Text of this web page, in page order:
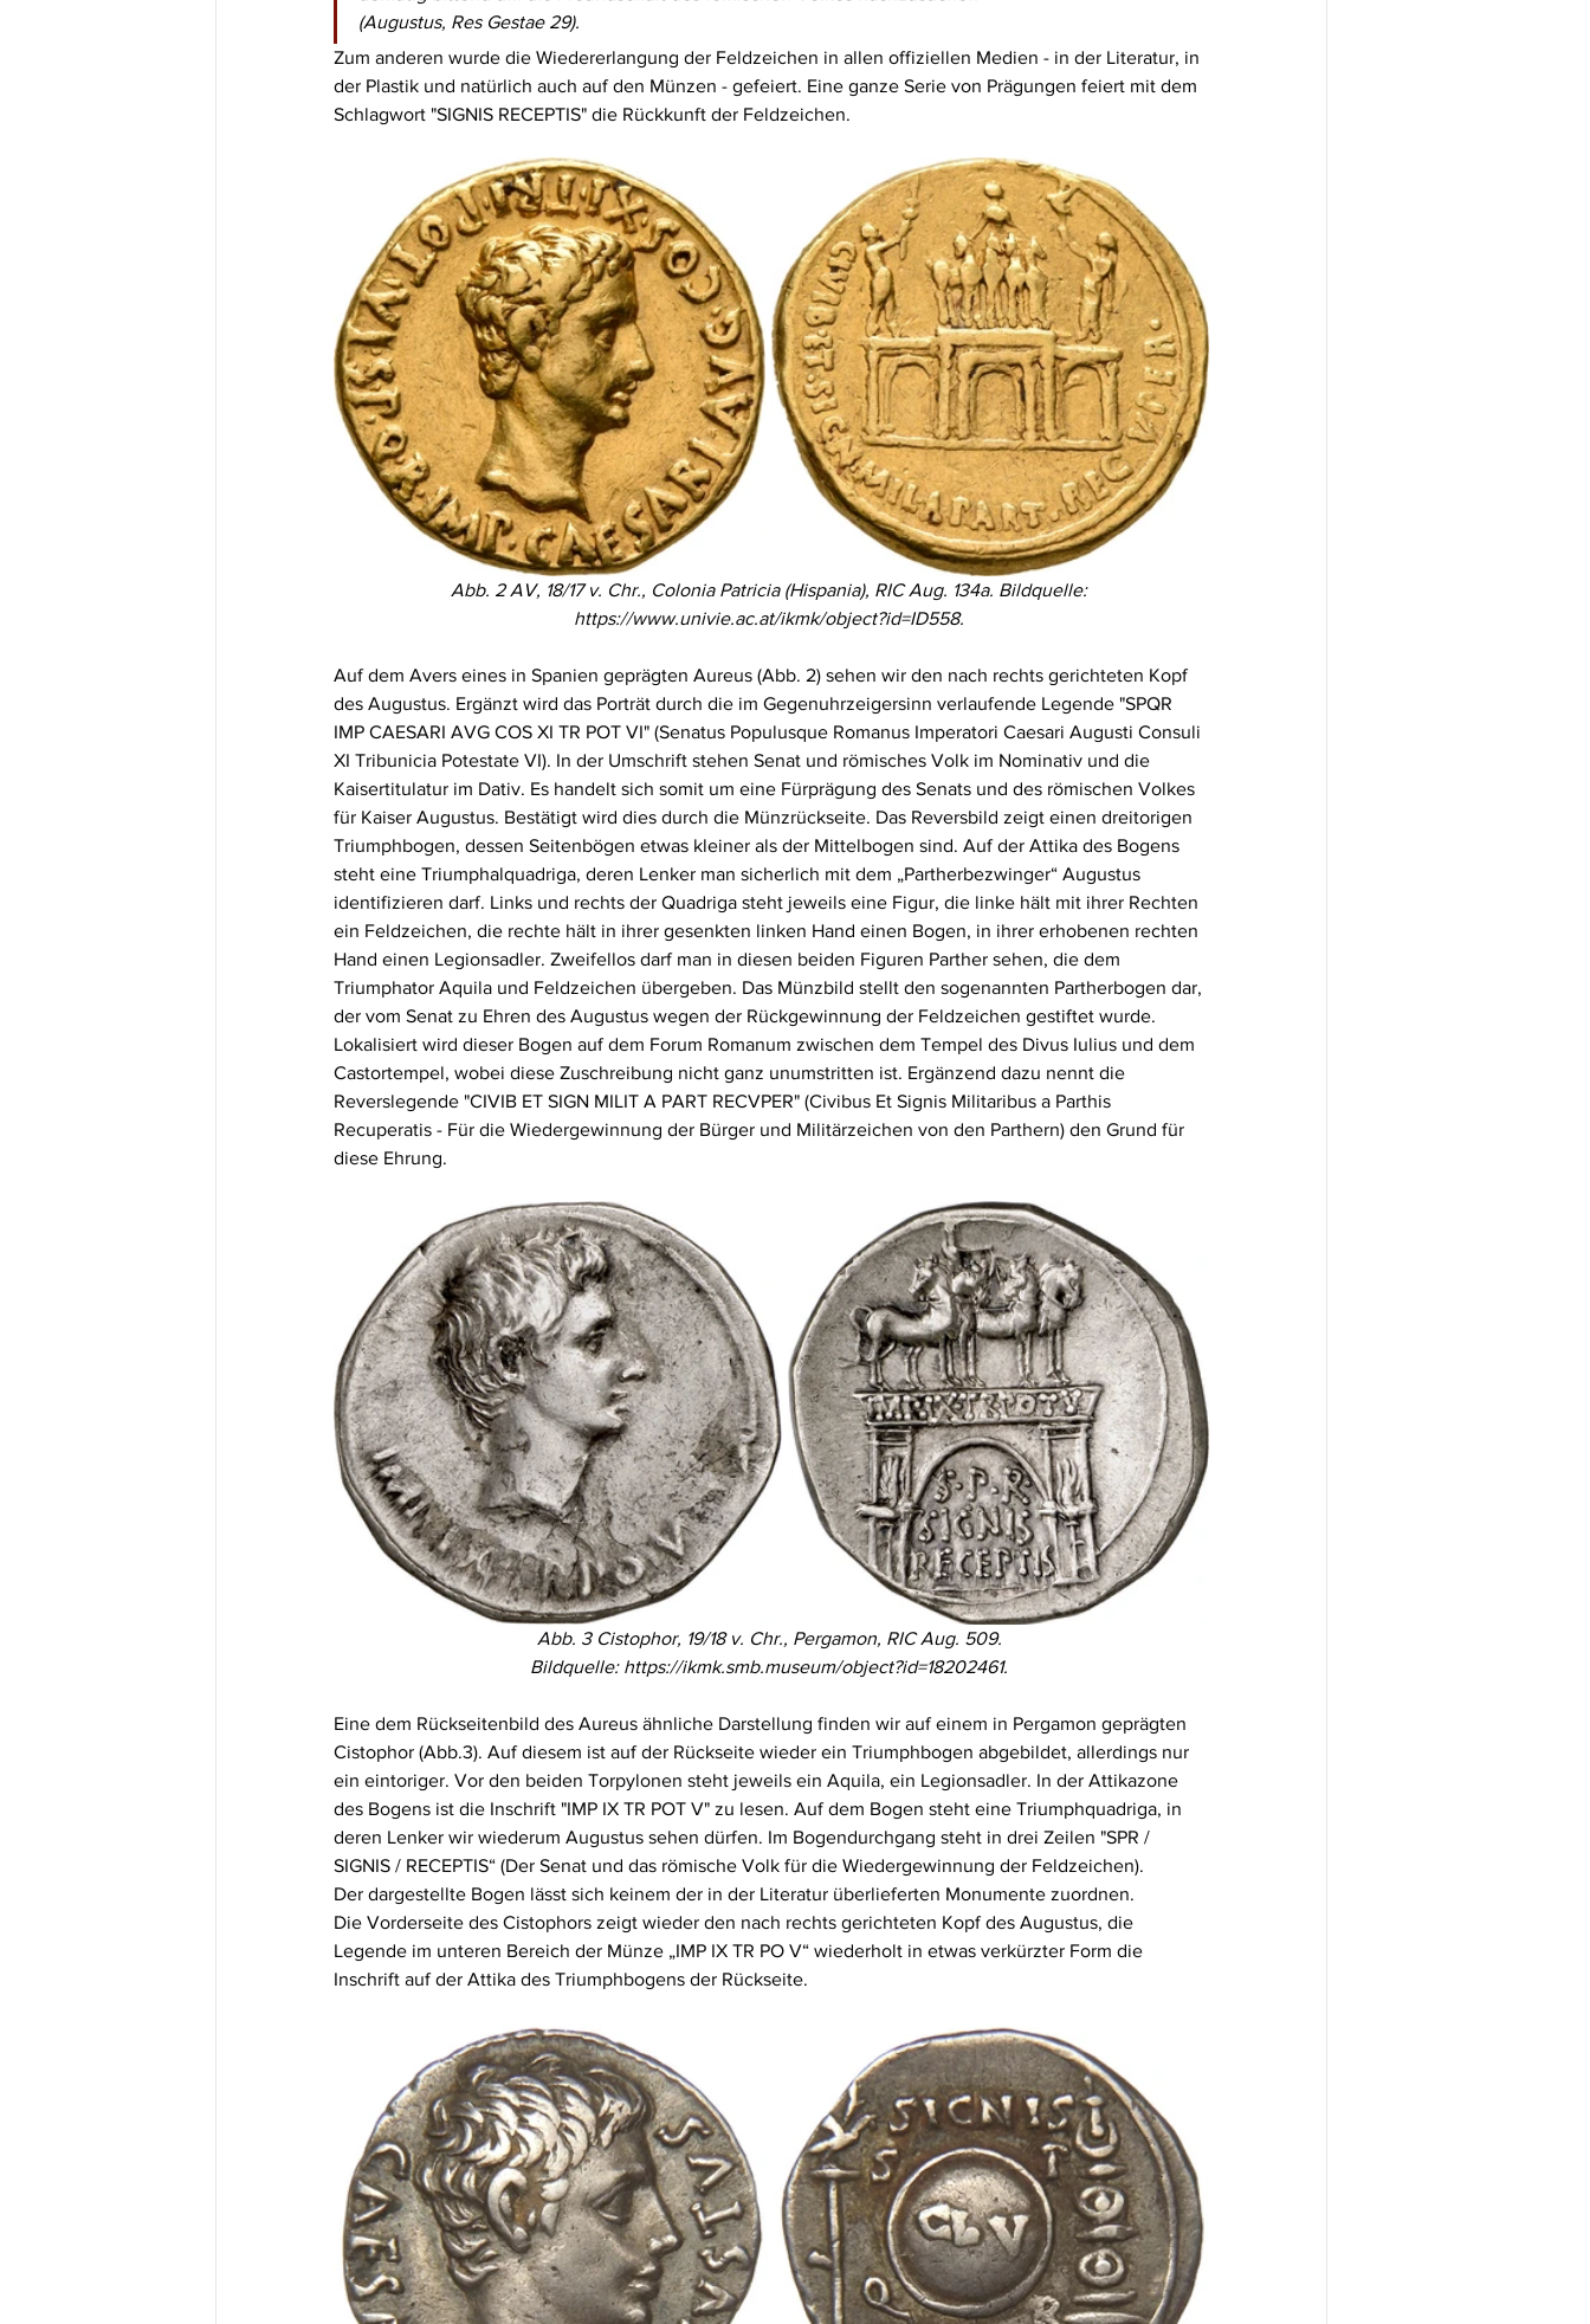
(Augustus, Res Gestae 29).
Zum anderen wurde die Wiedererlangung der Feldzeichen in allen offiziellen Medien - in der Literatur, in
der Plastik und natürlich auch auf den Münzen - gefeiert. Eine ganze Serie von Prägungen feiert mit dem
Schlagwort "SIGNIS RECEPTIS" die Rückkunft der Feldzeichen.
Abb. 2 AV, 18/17 v. Chr., Colonia Patricia (Hispania), RIC Aug. 134a. Bildquelle:
https://www.univie.ac.at/ikmk/object?id=ID558.
Auf dem Avers eines in Spanien geprägten Aureus (Abb. 2) sehen wir den nach rechts gerichteten Kopf
des Augustus. Ergänzt wird das Porträt durch die im Gegenuhrzeigersinn verlaufende Legende "SPQR
IMP CAESARI AVG COS XI TR POT VI" (Senatus Populusque Romanus Imperatori Caesari Augusti Consuli
XI Tribunicia Potestate VI). In der Umschrift stehen Senat und römisches Volk im Nominativ und die
Kaisertitulatur im Dativ. Es handelt sich somit um eine Fürprägung des Senats und des römischen Volkes
für Kaiser Augustus. Bestätigt wird dies durch die Münzrückseite. Das Reversbild zeigt einen dreitorigen
Triumphbogen, dessen Seitenbögen etwas kleiner als der Mittelbogen sind. Auf der Attika des Bogens
steht eine Triumphalquadriga, deren Lenker man sicherlich mit dem „Partherbezwinger“ Augustus
identifizieren darf. Links und rechts der Quadriga steht jeweils eine Figur, die linke hält mit ihrer Rechten
ein Feldzeichen, die rechte hält in ihrer gesenkten linken Hand einen Bogen, in ihrer erhobenen rechten
Hand einen Legionsadler. Zweifellos darf man in diesen beiden Figuren Parther sehen, die dem
Triumphator Aquila und Feldzeichen übergeben. Das Münzbild stellt den sogenannten Partherbogen dar,
der vom Senat zu Ehren des Augustus wegen der Rückgewinnung der Feldzeichen gestiftet wurde.
Lokalisiert wird dieser Bogen auf dem Forum Romanum zwischen dem Tempel des Divus Iulius und dem
Castortempel, wobei diese Zuschreibung nicht ganz unumstritten ist. Ergänzend dazu nennt die
Reverslegende "CIVIB ET SIGN MILIT A PART RECVPER" (Civibus Et Signis Militaribus a Parthis
Recuperatis - Für die Wiedergewinnung der Bürger und Militärzeichen von den Parthern) den Grund für
diese Ehrung.
Abb. 3 Cistophor, 19/18 v. Chr., Pergamon, RIC Aug. 509.
Bildquelle: https://ikmk.smb.museum/object?id=18202461.
Eine dem Rückseitenbild des Aureus ähnliche Darstellung finden wir auf einem in Pergamon geprägten
Cistophor (Abb.3). Auf diesem ist auf der Rückseite wieder ein Triumphbogen abgebildet, allerdings nur
ein eintoriger. Vor den beiden Torpylonen steht jeweils ein Aquila, ein Legionsadler. In der Attikazone
des Bogens ist die Inschrift "IMP IX TR POT V" zu lesen. Auf dem Bogen steht eine Triumphquadriga, in
deren Lenker wir wiederum Augustus sehen dürfen. Im Bogendurchgang steht in drei Zeilen "SPR /
SIGNIS / RECEPTIS“ (Der Senat und das römische Volk für die Wiedergewinnung der Feldzeichen).
Der dargestellte Bogen lässt sich keinem der in der Literatur überlieferten Monumente zuordnen.
Die Vorderseite des Cistophors zeigt wieder den nach rechts gerichteten Kopf des Augustus, die
Legende im unteren Bereich der Münze „IMP IX TR PO V“ wiederholt in etwas verkürzter Form die
Inschrift auf der Attika des Triumphbogens der Rückseite.